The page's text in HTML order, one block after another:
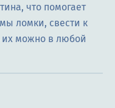
что помогает
ломки, свести к
их можно в любой